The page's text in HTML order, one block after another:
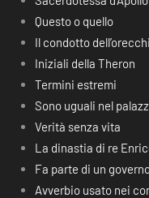
Questo o quello
Il condotto
Iniziali della Theron
Termini estremi
Sono uguali nel
Verità senza vita
La dinastia di re
Fa parte di un
Avverbio usato nei